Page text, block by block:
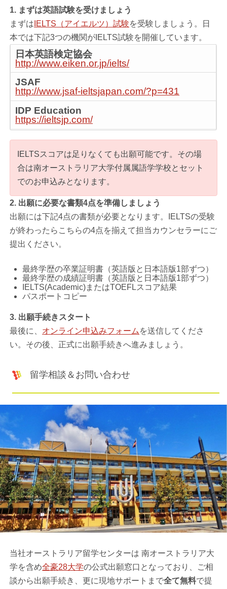
1. まずは英語試験を受けましょう
まずは IELTS（アイエルツ）試験を受験しましょう。日
本では下記3つの機関がIELTS試験を開催しています。
日本英語検定協会
http://www.eiken.or.jp/ielts/
JSAF
http://www.jsaf-ieltsjapan.com/?p=431
IDP Education
https://ieltsjp.com/
IELTSスコアは足りなくても出願可能です。その場
合は南オーストラリア大学付属属語学学校とセット
でのお申込みとなります。
2. 出願に必要な書類4点を準備しましょう
出願には下記4点の書類が必要となります。IELTSの受験
が終わったらこちらの4点を揃えて担当カウンセラーにご
提出ください。
最終学歴の卒業証明書（英語版と日本語版1部ずつ）
最終学歴の成績証明書（英語版と日本語版1部ずつ）
IELTS(Academic)またはTOEFLスコア結果
パスポートコピー
3. 出願手続きスタート
最後に、 オンライン申込みフォーム を送信してくださ
い。その後、正式に出願手続きへ進みましょう。
留学相談＆お問い合わせ
当社オーストラリア留学センターは 南オーストラリア大
学を含め全豪28大学の公式出願窓口となっており、ご相
談から出願手続き、更に現地サポートまで全て無料で提